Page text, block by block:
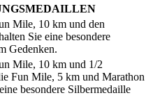
Mile, 10 km und den
Sie eine besondere
Gedenken.
Mile, 10 km und 1/2
Fun Mile, 5 km und Marathon
besondere Silbermedaille